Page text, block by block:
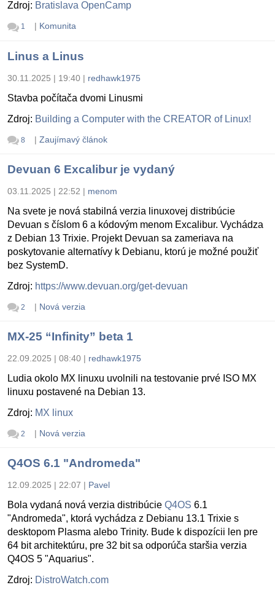
Zdroj: Bratislava OpenCamp
1 | Komunita
Linus a Linus
30.11.2025 | 19:40 | redhawk1975
Stavba počítača dvomi Linusmi
Zdroj: Building a Computer with the CREATOR of Linux!
8 | Zaujímavý článok
Devuan 6 Excalibur je vydaný
03.11.2025 | 22:52 | menom
Na svete je nová stabilná verzia linuxovej distribúcie
Devuan s číslom 6 a kódovým menom Excalibur. Vychádza
z Debian 13 Trixie. Projekt Devuan sa zameriava na
poskytovanie alternatívy k Debianu, ktorú je možné použiť
bez SystemD.
Zdroj: https://www.devuan.org/get-devuan
2 | Nová verzia
MX-25 “Infinity” beta 1
22.09.2025 | 08:40 | redhawk1975
Ludia okolo MX linuxu uvolnili na testovanie prvé ISO MX
linuxu postavené na Debian 13.
Zdroj: MX linux
2 | Nová verzia
Q4OS 6.1 "Andromeda"
12.09.2025 | 22:07 | Pavel
Bola vydaná nová verzia distribúcie Q4OS 6.1
"Andromeda", ktorá vychádza z Debianu 13.1 Trixie s
desktopom Plasma alebo Trinity. Bude k dispozícii len pre
64 bit architektúru, pre 32 bit sa odporúča staršia verzia
Q4OS 5 "Aquarius".
Zdroj: DistroWatch.com